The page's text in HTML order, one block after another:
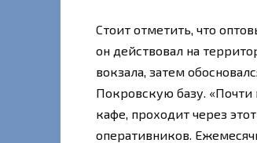
Стоит отметить, что
он действовал на
вокзала, затем
Покровскую базу. «Почти
кафе, проходит через
оперативников.